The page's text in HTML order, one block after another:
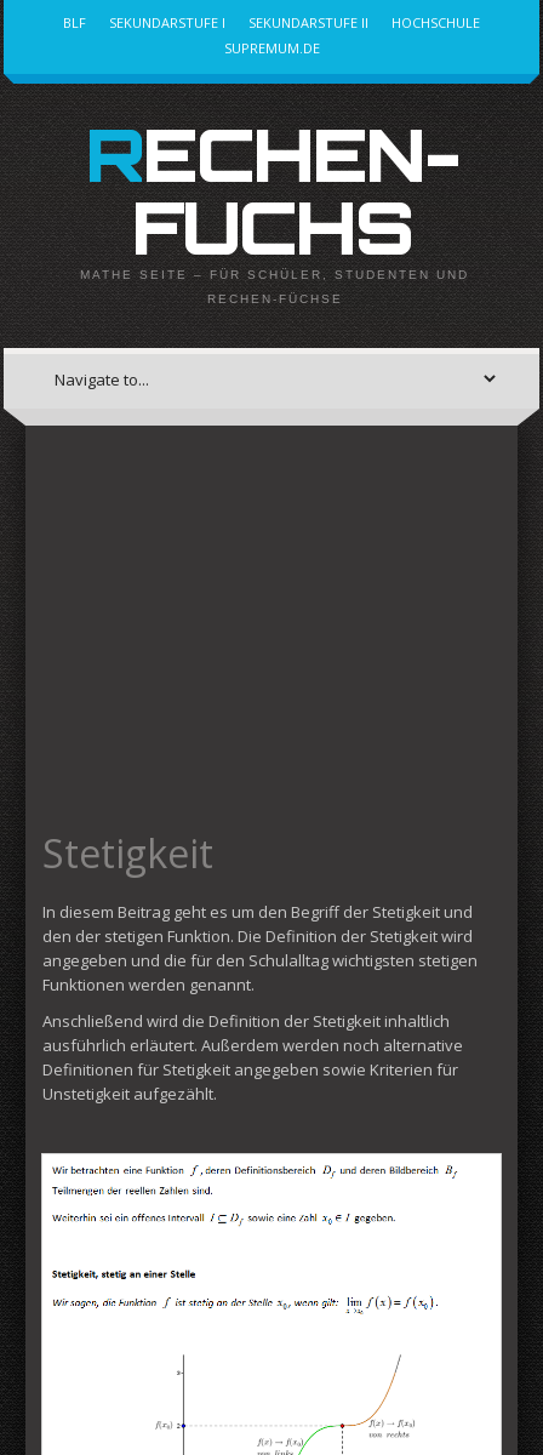
BLF SEKUNDARSTUFE I SEKUNDARSTUFE II
HOCHSCHULE
SUPREMUM.DE
RECHEN-
FUCHS
MATHE SEITE – FÜR SCHÜLER, STUDENTEN UND
RECHEN-FÜCHSE
Stetigkeit
In diesem Beitrag geht es um den Begriff der Stetigkeit und
den der stetigen Funktion. Die Definition der Stetigkeit wird
angegeben und die für den Schulalltag wichtigsten stetigen
Funktionen werden genannt.
Anschließend wird die Definition der Stetigkeit inhaltlich
ausführlich erläutert. Außerdem werden noch alternative
Definitionen für Stetigkeit angegeben sowie Kriterien für
Unstetigkeit aufgezählt.